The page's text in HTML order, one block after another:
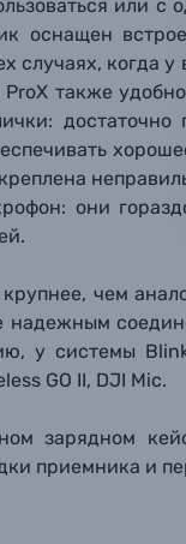
Ваш
Ваш
известных
товары)
Номер
или с
оснащен
случаях, когда
также
они
чем
надежным
у системы
GO II, DJI Mic.
зарядном
приемника и
Ваш